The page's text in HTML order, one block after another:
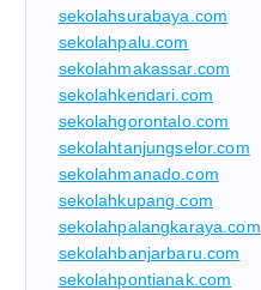
sekolahsurabaya.com
sekolahpalu.com
sekolahmakassar.com
sekolahkendari.com
sekolahgorontalo.com
sekolahtanjungselor.com
sekolahmanado.com
sekolahkupang.com
sekolahpalangkaraya.com
sekolahbanjarbaru.com
sekolahpontianak.com